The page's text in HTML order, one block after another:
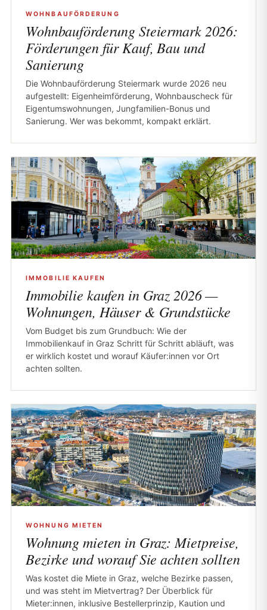
WOHNBAUFÖRDERUNG
Wohnbauförderung Steiermark 2026:
Förderungen für Kauf, Bau und
Sanierung
Die Wohnbauförderung Steiermark wurde 2026 neu
aufgestellt: Eigenheimförderung, Wohnbauscheck für
Eigentumswohnungen, Jungfamilien-Bonus und
Sanierung. Wer was bekommt, kompakt erklärt.
IMMOBILIE KAUFEN
Immobilie kaufen in Graz 2026 —
Wohnungen, Häuser & Grundstücke
Vom Budget bis zum Grundbuch: Wie der
Immobilienkauf in Graz Schritt für Schritt abläuft, was
er wirklich kostet und worauf Käufer:innen vor Ort
achten sollten.
WOHNUNG MIETEN
Wohnung mieten in Graz: Mietpreise,
Bezirke und worauf Sie achten sollten
Was kostet die Miete in Graz, welche Bezirke passen,
und was steht im Mietvertrag? Der Überblick für
Mieter:innen, inklusive Bestellerprinzip, Kaution und